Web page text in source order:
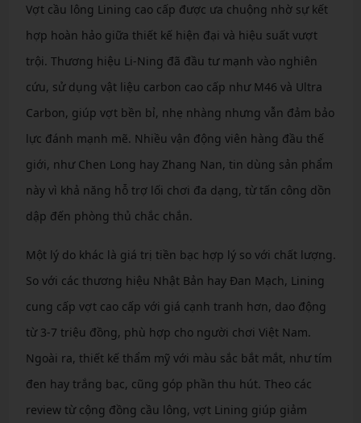
Vợt cầu lông Lining cao cấp được ưa chuộng nhờ sự kết
hợp hoàn hảo giữa thiết kế hiện đại và hiệu suất vượt
trội. Thương hiệu Li-Ning đã đầu tư mạnh vào nghiên
cứu, sử dụng vật liệu carbon cao cấp như M46 và Ultra
Carbon, giúp vợt bền bỉ, nhẹ nhàng nhưng vẫn đảm bảo
lực đánh mạnh mẽ. Nhiều vận động viên hàng đầu thế
giới, như Chen Long hay Zhang Nan, tin dùng sản phẩm
này vì khả năng hỗ trợ lối chơi đa dạng, từ tấn công dồn
dập đến phòng thủ chắc chắn.
Một lý do khác là giá trị tiền bạc hợp lý so với chất lượng.
So với các thương hiệu Nhật Bản hay Đan Mạch, Lining
cung cấp vợt cao cấp với giá cạnh tranh hơn, dao động
từ 3-7 triệu đồng, phù hợp cho người chơi Việt Nam.
Ngoài ra, thiết kế thẩm mỹ với màu sắc bắt mắt, như tím
đen hay trắng bạc, cũng góp phần thu hút. Theo các
review từ cộng đồng cầu lông, vợt Lining giúp giảm